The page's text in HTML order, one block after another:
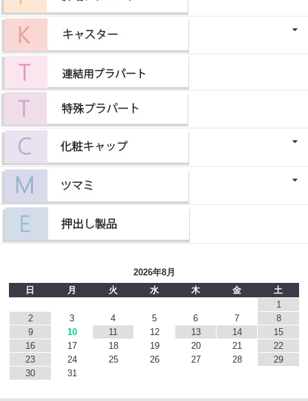
2026年8月
日
月 火 水 木 金
土
1
2
3 4 5 6 7
8
9
10 11 12 13 14
15
16
17 18 19 20 21
22
23
24 25 26 27 28
29
30
31